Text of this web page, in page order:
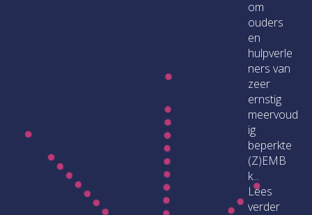
om
ouders
en
hulpverle
ners van
zeer
ernstig
meervoud
ig
beperkte
(Z)EMB
k...
Lees
verder